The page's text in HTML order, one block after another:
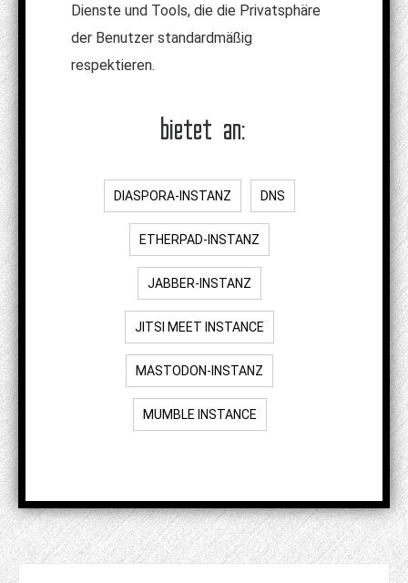
Dienste und Tools, die die Privatsphäre
der Benutzer standardmäßig
respektieren.
bietet an:
DIASPORA-INSTANZ DNS
ETHERPAD-INSTANZ
JABBER-INSTANZ
JITSI MEET INSTANCE
MASTODON-INSTANZ
MUMBLE INSTANCE